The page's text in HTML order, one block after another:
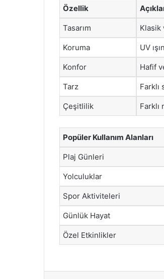
Özellik
Tasarım Klasik
Koruma UV
Konfor Hafif
Tarz
Çeşitlilik Farklı
Popüler Kullanım Alanları
Plaj Günleri
Yolculuklar
Spor Aktiviteleri
Günlük Hayat
Özel Etkinlikler